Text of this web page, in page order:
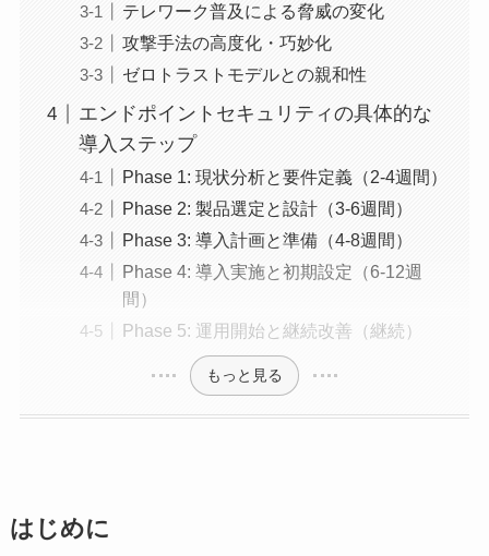
テレワーク普及による脅威の変化
攻撃手法の高度化・巧妙化
ゼロトラストモデルとの親和性
エンドポイントセキュリティの具体的な
導入ステップ
Phase 1: 現状分析と要件定義（2-4週間）
Phase 2: 製品選定と設計（3-6週間）
Phase 3: 導入計画と準備（4-8週間）
Phase 4: 導入実施と初期設定（6-12週
間）
Phase 5: 運用開始と継続改善（継続）
もっと見る
はじめに